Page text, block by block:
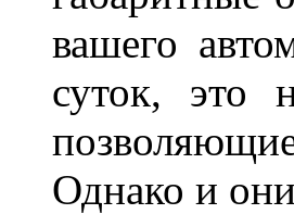
вашего
суток, это
Однако и